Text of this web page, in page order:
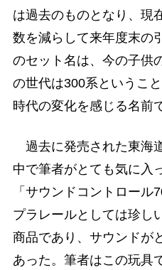
は過去のものとなり、現
数を減らして来年度末の
のセット名は、今の子供
の世代は300系というこ
時代の変化を感じる名前
過去に発売された東海
中で筆者がとても気に入
「サウンドコントロール
プラレールとしては珍し
商品であり、サウンドが
あった。筆者はこの玩具